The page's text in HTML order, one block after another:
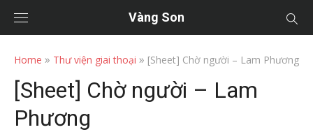
Vàng Son
Home » Thư viện giai thoại » [Sheet] Chờ người – Lam Phương
[Sheet] Chờ người – Lam
Phương